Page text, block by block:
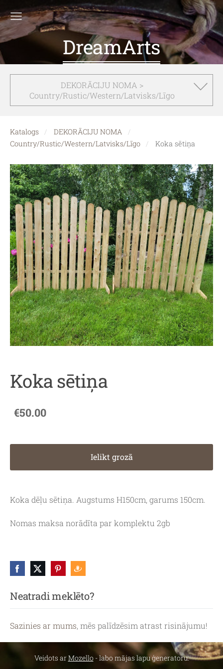
DreamArts
DEKORĀCIJU NOMA >
Country/Rustic/Western/Latvisks/Līgo
Neatradi meklēto?
Sazinies ar mums, mēs palīdzēsim atrast risinājumu!
Katalogs
DEKORĀCIJU NOMA
Country/Rustic/Western/Latvisks/Līgo
Koka sētiņa
Koka sētiņa
€50.00
Ielikt grozā
Koka dēļu sētiņa. Augstums H150cm, garums 150cm.
Nomas maksa norādīta par komplektu 2gb
Veidots arMozello- labo mājas lapu ģeneratoru.